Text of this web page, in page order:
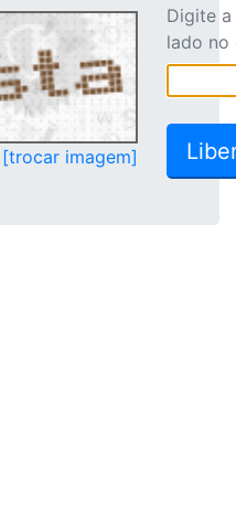
[trocar imagem]
Digite
lado no